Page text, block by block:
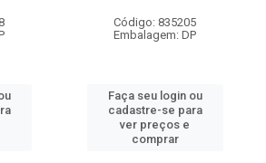
Código: 835205
Embalagem: DP
Faça seu login ou
cadastre-se para
ver preços e
comprar